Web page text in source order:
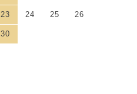
23 24 25 26
30